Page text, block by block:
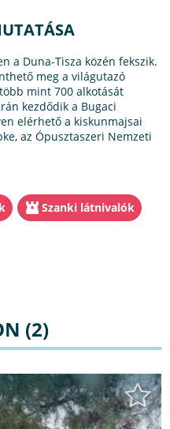
a Duna-Tisza közén fekszik.
meg a világutazó
mint 700 alkotását
kezdődik a Bugaci
elérhető a kiskunmajsai
az Ópusztaszeri Nemzeti
Szanki látnivalók
(2)